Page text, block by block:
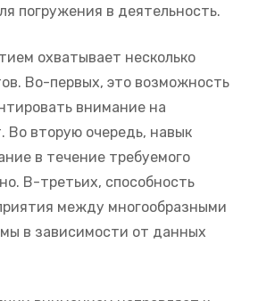
погружения в деятельность.
охватывает несколько
Во-первых, это возможность
внимание на
Во вторую очередь, навык
в течение требуемого
В-третьих, способность
между многообразными
в зависимости от данных